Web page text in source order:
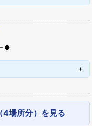
●
場所分）を見る